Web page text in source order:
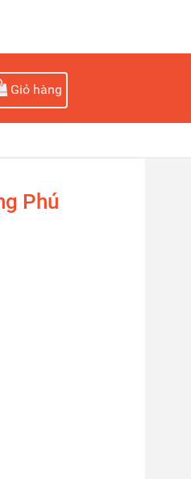
Giỏ hàng
Phú